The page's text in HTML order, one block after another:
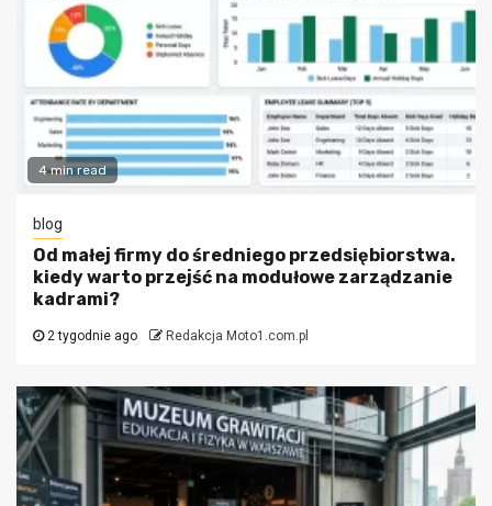
4 min read
blog
Od małej firmy do średniego przedsiębiorstwa.
kiedy warto przejść na modułowe zarządzanie
kadrami?
2 tygodnie ago Redakcja Moto1.com.pl